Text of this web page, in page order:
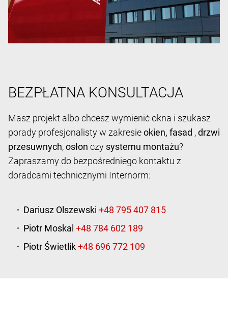
BEZPŁATNA KONSULTACJA
Masz projekt albo chcesz wymienić okna i szukasz
porady profesjonalisty w zakresieokien, fasad ,drzwi
przesuwnych,osłon czy systemu montażu?
Zapraszamy do bezpośredniego kontaktu z
doradcami technicznymi Internorm:
Dariusz Olszewski
Piotr Moskal
Piotr Świetlik